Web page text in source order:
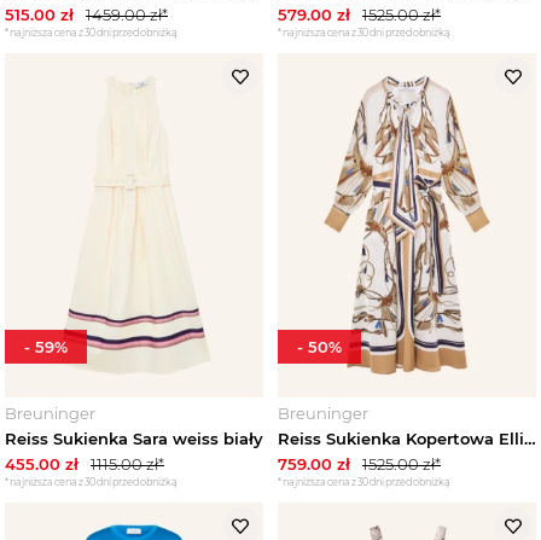
515.00 zł 1459.00zł*
*najniższa cena z 30 dni przed obniżką
579.00 zł 1525.00zł*
*najniższa cena z 30 dni przed obniżką
Breuninger
Reiss Sukienka Sara weiss biały
455.00 zł 1115.00zł*
*najniższa cena z 30 dni przed obniżką
- 59%
Breuninger
Reiss Sukienka Kopertowa Ellie Z Satyny weiss biały
759.00 zł 1525.00zł*
*najniższa cena z 30 dni przed obniżką
- 50%